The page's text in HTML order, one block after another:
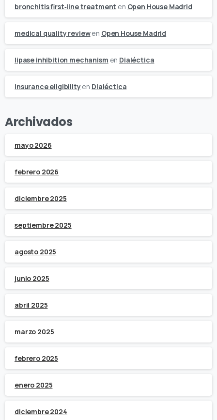
bronchitis first‑line treatment en Open House Madrid
medical quality reviewen Open House Madrid
lipase inhibition mechanism en Dialéctica
insurance eligibilityen Dialéctica
Archivados
mayo 2026
febrero 2026
diciembre 2025
septiembre 2025
agosto 2025
junio 2025
abril 2025
marzo 2025
febrero 2025
enero 2025
diciembre 2024